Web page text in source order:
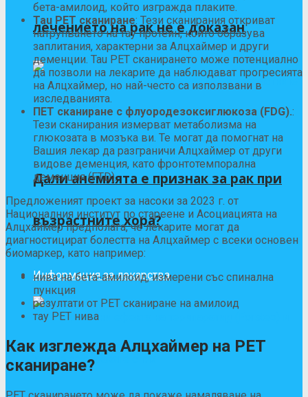
лечението на рак не е доказан
Дали анемията е признак за рак при
възрастните хора?
Информация за лекарства
бета-амилоид, който изгражда плаките.
Tau PET сканиране: Тези сканирания откриват
натрупването на тау протеин, който образува
заплитания, характерни за Алцхаймер и други
деменции. Tau PET сканирането може потенциално
да позволи на лекарите да наблюдават прогресията
на Алцхаймер, но най-често са използвани в
изследванията.
ПЕТ сканиране с флуородезоксиглюкоза (FDG).:
Тези сканирания измерват метаболизма на
глюкозата в мозъка ви. Те могат да помогнат на
Вашия лекар да разграничи Алцхаймер от други
видове деменция, като фронтотемпорална
деменция (FTD).
Предложеният проект за насоки за 2023 г. от
Националния институт по стареене и Асоциацията на
Алцхаймер предполага, че лекарите могат да
диагностицират болестта на Алцхаймер с всеки основен
биомаркер, като например:
нива на бета-амилоид, измерени със спинална
пункция
резултати от PET сканиране на амилоид
тау PET нива
Как изглежда Алцхаймер на PET
сканиране?